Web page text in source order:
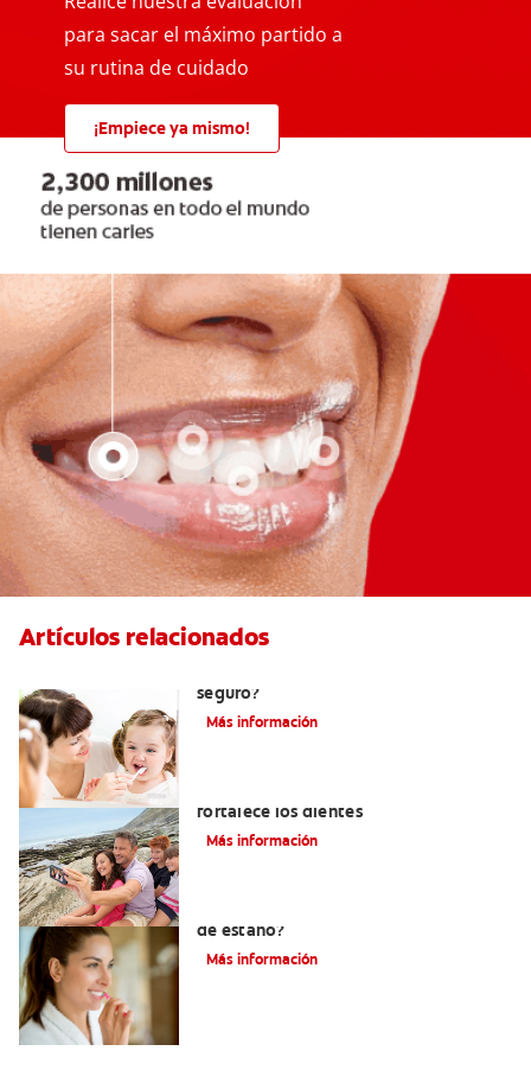
para sacar el máximo partido a
su rutina de cuidado
¡Empiece ya mismo!
Artículos relacionados
seguro?
Más información
fortalece los dientes
Más información
de estaño?
Más información